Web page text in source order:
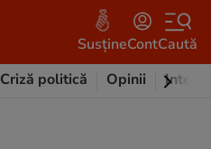
SusțineContCaută
Criză politică Opinii